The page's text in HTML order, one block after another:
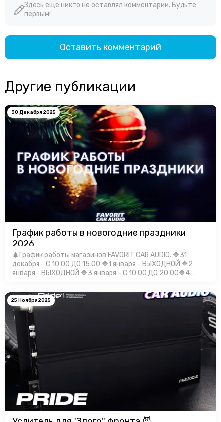
Здесь еще никто не оставлял комментарии. Будьте
первым!
Оставить комментарий
Другие публикации
30 Декабря 2025
График работы в новогодние праздники
2026
🎄График работы магазинов FAVORIT CAR AUDIO. 🔷31
декабря - С 10:00 ДО 15:00 🔷1 января - ВЫХОДНОЙ 🔷2
января - ВЫХОДНОЙ 🔷3 января - С 10:00 ДО 20:00🔷4
января - С 10:00 Д…
25 Ноября 2025